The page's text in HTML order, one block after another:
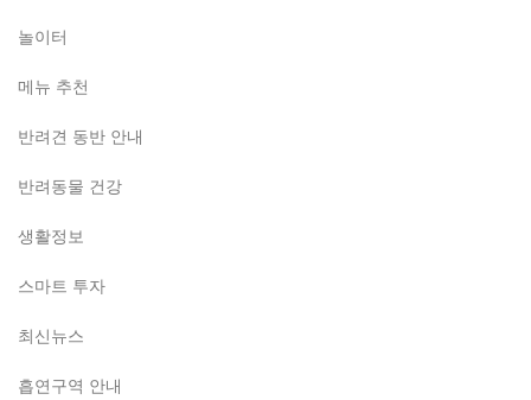
놀이터
메뉴 추천
반려견 동반 안내
반려동물 건강
생활정보
스마트 투자
최신뉴스
흡연구역 안내